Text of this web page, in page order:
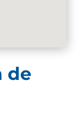
de